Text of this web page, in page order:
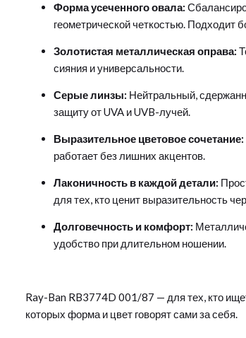
Форма усеченного овала:
геометрической четкостью. Подходит
Золотистая металлическая оправа:
сияния и универсальности.
Серые линзы: Нейтральный,
защиту от UVA и UVB-лучей.
Выразительное цветовое сочетание:
работает без лишних акцентов.
Лаконичность в каждой детали:
для тех, кто ценит выразительность
Долговечность и комфорт:
удобство при длительном ношении.
Ray-Ban RB3774D 001/87 — для тех, кто
которых форма и цвет говорят сами за себя.